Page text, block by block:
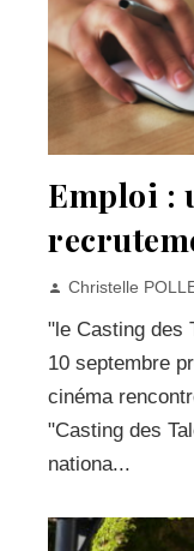
Emploi :
Christelle
"le Casting des
10 septembre
cinéma
"Casting des
nationa...